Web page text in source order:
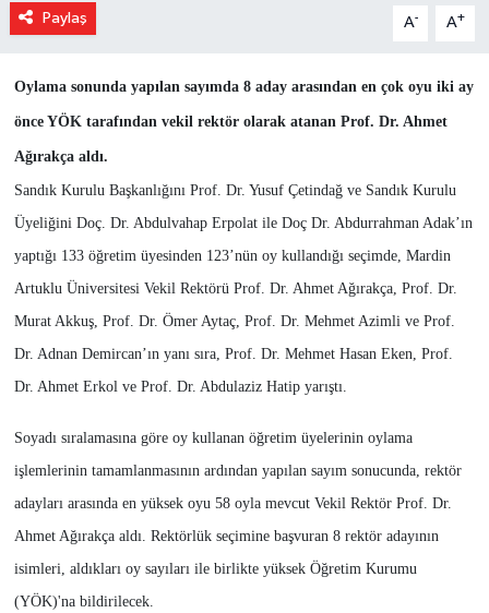
Paylaş A- A+
Oylama sonunda yapılan sayımda 8 aday arasından en çok oyu iki ay
önce YÖK tarafından vekil rektör olarak atanan Prof. Dr. Ahmet
Ağırakça aldı.
Sandık Kurulu Başkanlığını Prof. Dr. Yusuf Çetindağ ve Sandık Kurulu
Üyeliğini Doç. Dr. Abdulvahap Erpolat ile Doç Dr. Abdurrahman Adak’ın
yaptığı 133 öğretim üyesinden 123’nün oy kullandığı seçimde, Mardin
Artuklu Üniversitesi Vekil Rektörü Prof. Dr. Ahmet Ağırakça, Prof. Dr.
Murat Akkuş, Prof. Dr. Ömer Aytaç, Prof. Dr. Mehmet Azimli ve Prof.
Dr. Adnan Demircan’ın yanı sıra, Prof. Dr. Mehmet Hasan Eken, Prof.
Dr. Ahmet Erkol ve Prof. Dr. Abdulaziz Hatip yarıştı.
Soyadı sıralamasına göre oy kullanan öğretim üyelerinin oylama
işlemlerinin tamamlanmasının ardından yapılan sayım sonucunda, rektör
adayları arasında en yüksek oyu 58 oyla mevcut Vekil Rektör Prof. Dr.
Ahmet Ağırakça aldı. Rektörlük seçimine başvuran 8 rektör adayının
isimleri, aldıkları oy sayıları ile birlikte yüksek Öğretim Kurumu
(YÖK)'na bildirilecek.